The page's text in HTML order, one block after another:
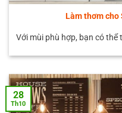
Làm thơm cho
Với mùi phù hợp, bạn có
28
Th10